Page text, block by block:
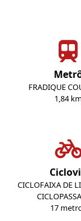
FRADIQUE
1,84 km
CICLOFAIXA DE
17